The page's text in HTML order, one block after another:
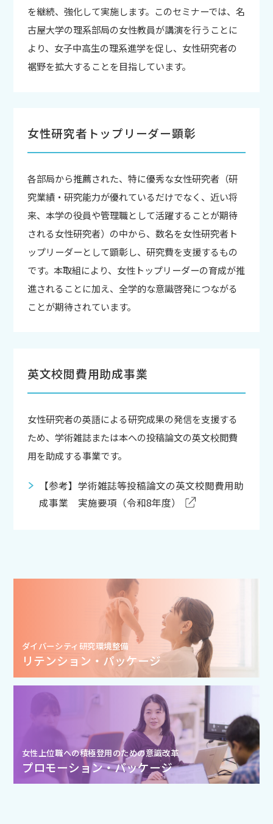
を継続、強化して実施します。このセミナーでは、名
古屋大学の理系部局の女性教員が講演を行うことに
より、女子中高生の理系進学を促し、女性研究者の
裾野を拡大することを目指しています。
女性研究者トップリーダー顕彰
各部局から推薦された、特に優秀な女性研究者（研
究業績・研究能力が優れているだけでなく、近い将
来、本学の役員や管理職として活躍することが期待
される女性研究者）の中から、数名を女性研究者ト
ップリーダーとして顕彰し、研究費を支援するもの
です。本取組により、女性トップリーダーの育成が推
進されることに加え、全学的な意識啓発につながる
ことが期待されています。
英文校閲費用助成事業
女性研究者の英語による研究成果の発信を支援する
ため、学術雑誌または本への投稿論文の英文校閲費
用を助成する事業です。
【参考】学術雑誌等投稿論文の英文校閲費用助
成事業 実施要項（令和8年度）
ダイバーシティ研究環境整備
リテンション・パッケージ
女性上位職への積極登用のための意識改革
プロモーション・パッケージ